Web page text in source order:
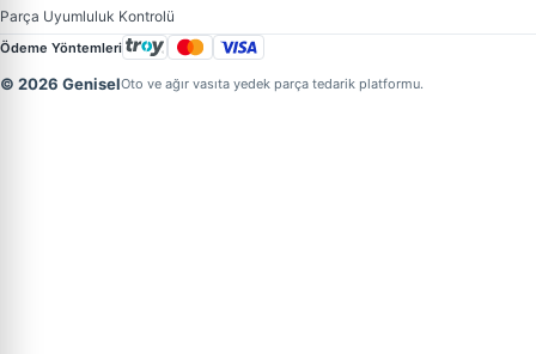
Parça Uyumluluk Kontrolü
Ödeme Yöntemleri
© 2026 GeniselOto ve ağır vasıta yedek parça tedarik platformu.